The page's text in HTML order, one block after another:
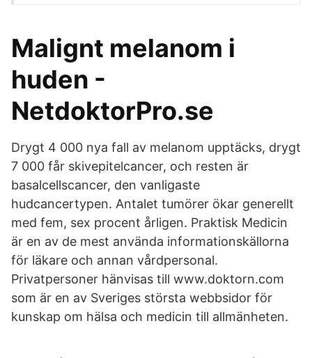
Malignt melanom i
huden -
NetdoktorPro.se
Drygt 4 000 nya fall av melanom upptäcks, drygt
7 000 får skivepitelcancer, och resten är
basalcellscancer, den vanligaste
hudcancertypen. Antalet tumörer ökar generellt
med fem, sex procent årligen. Praktisk Medicin
är en av de mest använda informationskällorna
för läkare och annan vårdpersonal.
Privatpersoner hänvisas till www.doktorn.com
som är en av Sveriges största webbsidor för
kunskap om hälsa och medicin till allmänheten.